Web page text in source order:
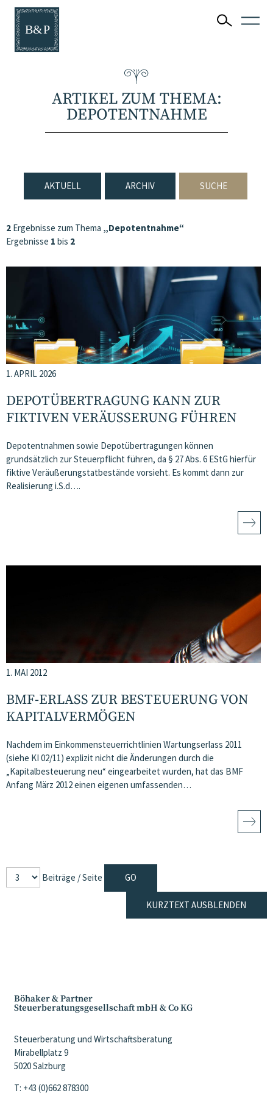
ARTIKEL ZUM THEMA:
DEPOTENTNAHME
AKTUELL ARCHIV SUCHE
2 Ergebnisse zum Thema „Depotentnahme“
Ergebnisse 1 bis 2
1. APRIL 2026
DEPOTÜBERTRAGUNG KANN ZUR
FIKTIVEN VERÄUSSERUNG FÜHREN
Depotentnahmen sowie Depotübertragungen können
grundsätzlich zur Steuerpflicht führen, da § 27 Abs. 6 EStG hierfür
fiktive Veräußerungstatbestände vorsieht. Es kommt dann zur
Realisierung i.S.d….
1. MAI 2012
BMF-ERLASS ZUR BESTEUERUNG VON
KAPITALVERMÖGEN
Nachdem im Einkommensteuerrichtlinien Wartungserlass 2011
(siehe KI 02/11) explizit nicht die Änderungen durch die
„Kapitalbesteuerung neu“ eingearbeitet wurden, hat das BMF
Anfang März 2012 einen eigenen umfassenden…
Beiträge / Seite
KURZTEXT AUSBLENDEN
Böhaker & Partner
Steuerberatungsgesellschaft mbH & Co KG
Steuerberatung und Wirtschaftsberatung
Mirabellplatz 9
5020 Salzburg
T: +43 (0)662 878300